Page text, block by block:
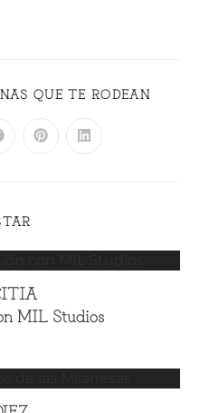
QUE TE RODEAN
MIL Studios